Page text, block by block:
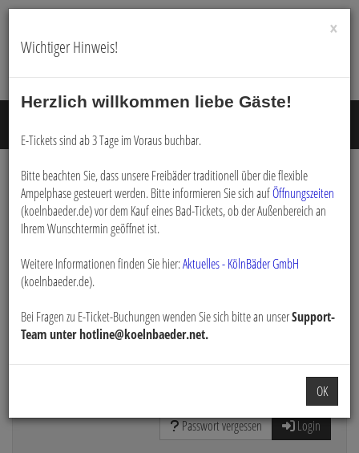
Login
Bitte loggen Sie sich mit dem untenstehenden Formular ein.
E-Mail:*
Passwort:*
Die mit * gekennzeichneten Felder sind Pflichtfelder
Passwort vergessen
Login
×
Wichtiger Hinweis!
Herzlich willkommen liebe Gäste!
E-Tickets sind ab 3 Tage im Voraus buchbar.
Bitte beachten Sie, dass unsere Freibäder traditionell über die flexible
Ampelphase gesteuert werden. Bitte informieren Sie sich aufÖffnungszeiten
(koelnbaeder.de) vor dem Kauf eines Bad-Tickets, ob der Außenbereich an
Ihrem Wunschtermin geöffnet ist.
Weitere Informationen finden Sie hier:Aktuelles - KölnBäder GmbH
(koelnbaeder.de).
Bei Fragen zu E-Ticket-Buchungen wenden Sie sich bitte an unserSupport-
Team unter hotline@koelnbaeder.net.
OK